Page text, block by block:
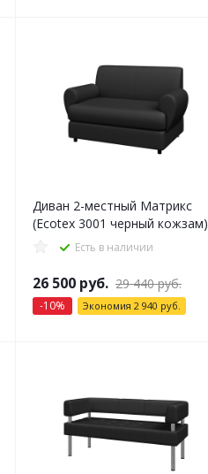
Диван 2-местный Матрикс
(Ecotex 3001 черный кожзам)
Есть в наличии
26 500 руб. 29 440руб.
-10% Экономия 2 940 руб.